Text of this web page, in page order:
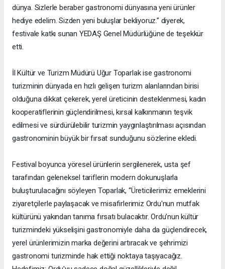
dünya. Sizlerle beraber gastronomi dünyasına yeni ürünler
hediye edelim. Sizden yeni buluşlar bekliyoruz.” diyerek,
festivale katkı sunan YEDAŞ Genel Müdürlüğüne de teşekkür
etti.
İl Kültür ve Turizm Müdürü Uğur Toparlak ise gastronomi
turizminin dünyada en hızlı gelişen turizm alanlarından birisi
olduğuna dikkat çekerek, yerel üreticinin desteklenmesi, kadın
kooperatiflerinin güçlendirilmesi, kırsal kalkınmanın teşvik
edilmesi ve sürdürülebilir turizmin yaygınlaştırılması açısından
gastronominin büyük bir fırsat sunduğunu sözlerine ekledi.
Festival boyunca yöresel ürünlerin sergilenerek, usta şef
tarafından geleneksel tariflerin modern dokunuşlarla
buluşturulacağını söyleyen Toparlak, “Üreticilerimiz emeklerini
ziyaretçilerle paylaşacak ve misafirlerimiz Ordu'nun mutfak
kültürünü yakından tanıma fırsatı bulacaktır. Ordu’nun kültür
turizmindeki yükselişini gastronomiyle daha da güçlendirecek,
yerel ürünlerimizin marka değerini artıracak ve şehrimizi
gastronomi turizminde hak ettiği noktaya taşıyacağız.